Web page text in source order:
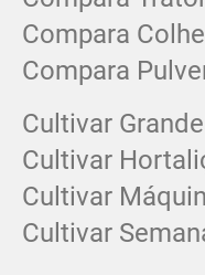
Compara
Compara
Cultivar
Cultivar
Cultivar
Cultivar